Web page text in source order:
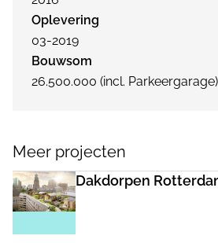
Oplevering
03-2019
Bouwsom
26.500.000 (incl. Parkeergarage)
Meer projecten
Dakdorpen